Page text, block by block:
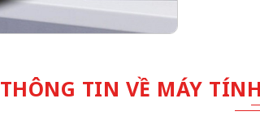
THÔNG TIN VỀ MÁY